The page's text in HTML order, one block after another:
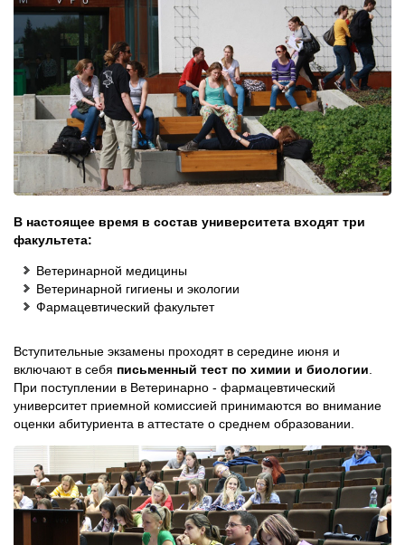
В настоящее время в состав университета входят три
факультета:
Ветеринарной медицины
Ветеринарной гигиены и экологии
Фармацевтический факультет
Вступительные экзамены проходят в середине июня и
включают в себя письменный тест по химии и биологии
При поступлении в Ветеринарно - фармацевтический
университет приемной комиссией принимаются во внимание
оценки абитуриента в аттестате о среднем образовании.